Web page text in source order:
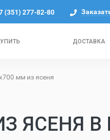
ДОСТАВКА
(351) 277-82-80
мм из ясеня
ЯСЕНЯ В